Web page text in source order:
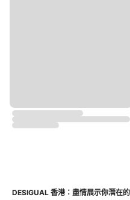
DESIGUAL 香港：盡情展示你潛在